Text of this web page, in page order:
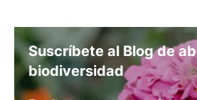
Suscríbete al Blog de
biodiversidad